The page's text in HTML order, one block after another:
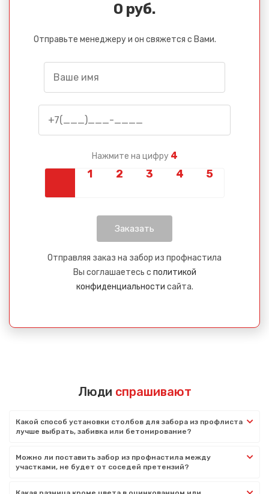
0 руб.
Отправьте менеджеру и он свяжется с Вами.
Нажмите на цифру 4
Отправляя заказ на забор из профнастила
Вы соглашаетесь с политикой
конфиденциальности сайта.
Люди спрашивают
Какой способ установки столбов для забора из профлиста
лучше выбрать, забивка или бетонирование?
Можно ли поставить забор из профнастила между
участками, не будет от соседей претензий?